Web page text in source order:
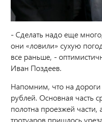
- Сделать надо еще
они «ловили» сухую
все раньше, -
Иван Поздеев.
Напомним, что на
рублей. Основная часть
полотна проезжей
тротуаров пришлось